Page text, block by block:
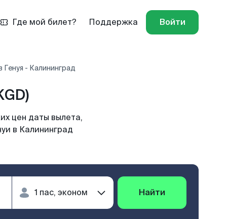
Где мой билет? Поддержка Войти
Генуя - Калининград
цен даты вылета,
в Калининград
Найти